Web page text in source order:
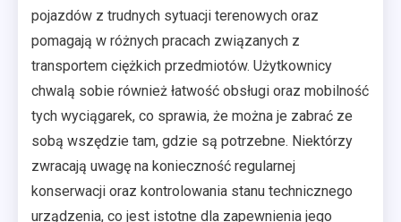
pojazdów z trudnych sytuacji terenowych oraz
pomagają w różnych pracach związanych z
transportem ciężkich przedmiotów. Użytkownicy
chwalą sobie również łatwość obsługi oraz mobilność
tych wyciągarek, co sprawia, że można je zabrać ze
sobą wszędzie tam, gdzie są potrzebne. Niektórzy
zwracają uwagę na konieczność regularnej
konserwacji oraz kontrolowania stanu technicznego
urządzenia, co jest istotne dla zapewnienia jego